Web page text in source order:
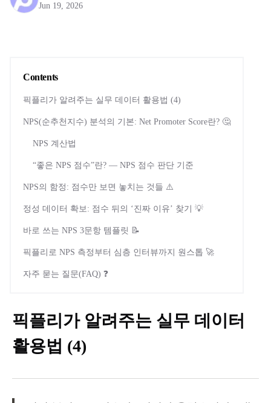
Jun 19, 2026
Contents
픽플리가 알려주는 실무 데이터 활용법 (4)
NPS(순추천지수) 분석의 기본: Net Promoter Score란? 🤔
NPS 계산법
“좋은 NPS 점수”란? — NPS 점수 판단 기준
NPS의 함정: 점수만 보면 놓치는 것들 ⚠️
정성 데이터 확보: 점수 뒤의 ‘진짜 이유’ 찾기 💡
바로 쓰는 NPS 3문항 템플릿 📝
픽플리로 NPS 측정부터 심층 인터뷰까지 원스톱 🚀
자주 묻는 질문(FAQ) ❓
픽플리가 알려주는 실무 데이터
활용법 (4)